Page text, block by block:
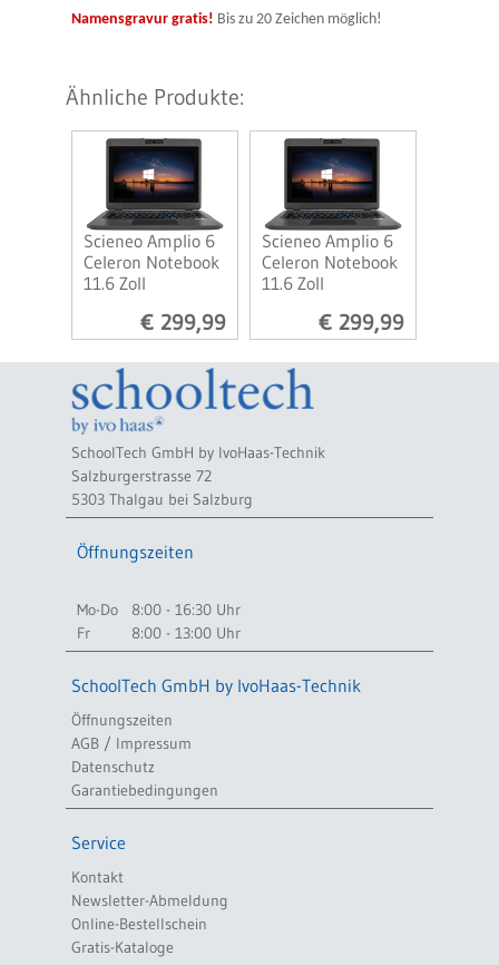
Namensgravur gratis! Bis zu 20 Zeichen möglich!
Ähnliche Produkte:
Scieneo Amplio 6
Celeron Notebook
11.6 Zoll
€ 299,99
Scieneo Amplio 6
Celeron Notebook
11.6 Zoll
€ 299,99
SchoolTech GmbH by IvoHaas-Technik
Salzburgerstrasse 72
5303 Thalgau bei Salzburg
Öffnungszeiten
Mo-Do
8:00 - 16:30 Uhr
Fr
8:00 - 13:00 Uhr
SchoolTech GmbH by IvoHaas-Technik
Öffnungszeiten
AGB / Impressum
Datenschutz
Garantiebedingungen
Service
Kontakt
Newsletter-Abmeldung
Online-Bestellschein
Gratis-Kataloge